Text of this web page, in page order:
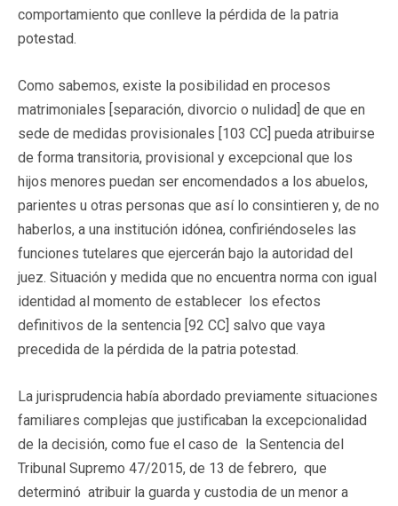
comportamiento que conlleve la pérdida de la patria
potestad.
Como sabemos, existe la posibilidad en procesos
matrimoniales [separación, divorcio o nulidad] de que en
sede de medidas provisionales [103 CC] pueda atribuirse
de forma transitoria, provisional y excepcional que los
hijos menores puedan ser encomendados a los abuelos,
parientes u otras personas que así lo consintieren y, de no
haberlos, a una institución idónea, confiriéndoseles las
funciones tutelares que ejercerán bajo la autoridad del
juez. Situación y medida que no encuentra norma con igual
identidad al momento de establecer los efectos
definitivos de la sentencia [92 CC] salvo que vaya
precedida de la pérdida de la patria potestad.
La jurisprudencia había abordado previamente situaciones
familiares complejas que justificaban la excepcionalidad
de la decisión, como fue el caso de la Sentencia del
Tribunal Supremo 47/2015, de 13 de febrero, que
determinó atribuir la guarda y custodia de un menor a